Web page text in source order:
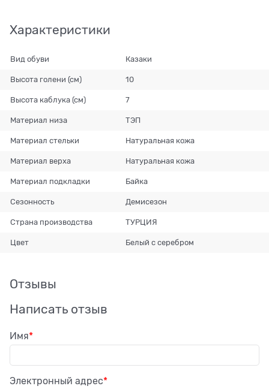
Характеристики
Вид обуви Казаки
Высота голени (см) 10
Высота каблука (см) 7
Материал низа ТЭП
Материал стельки Натуральная кожа
Материал верха Натуральная кожа
Материал подкладки Байка
Сезонность Демисезон
Страна производства ТУРЦИЯ
Цвет Белый с серебром
Отзывы
Написать отзыв
Имя
Электронный адрес